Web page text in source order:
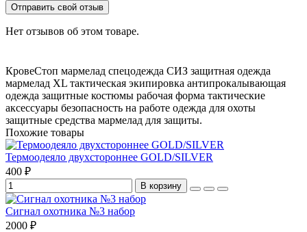
Отправить свой отзыв
Нет отзывов об этом товаре.
КровеСтоп мармелад спецодежда СИЗ защитная одежда
мармелад XL тактическая экипировка антипрокалывающая
одежда защитные костюмы рабочая форма тактические
аксессуары безопасность на работе одежда для охоты
защитные средства мармелад для защиты.
Похожие товары
Термоодеяло двухстороннее GOLD/SILVER
400 ₽
В корзину
Сигнал охотника №3 набор
2000 ₽